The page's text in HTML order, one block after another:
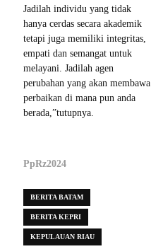
Jadilah individu yang tidak
hanya cerdas secara akademik
tetapi juga memiliki integritas,
empati dan semangat untuk
melayani. Jadilah agen
perubahan yang akan membawa
perbaikan di mana pun anda
berada,”tutupnya.
PpRz2024
BERITA BATAM
BERITA KEPRI
KEPULAUAN RIAU